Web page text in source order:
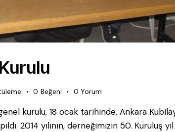
0 Beğeni 0 Yorum
kurulu, 18 ocak tarihinde, Ankara
2014 yılının, derneğimizin 50. Kuruluş